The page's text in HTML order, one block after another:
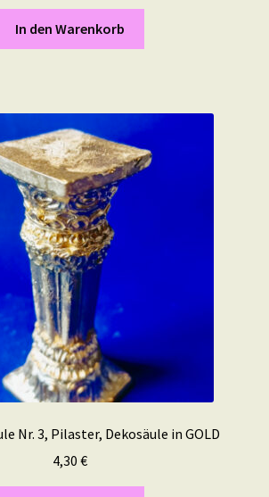
In den Warenkorb
Nr. 3, Pilaster, Dekosäule in GOLD
4,30 €